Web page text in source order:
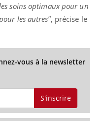
soins optimaux pour un
les autres”, précise le
vous à la newsletter
S'inscrire